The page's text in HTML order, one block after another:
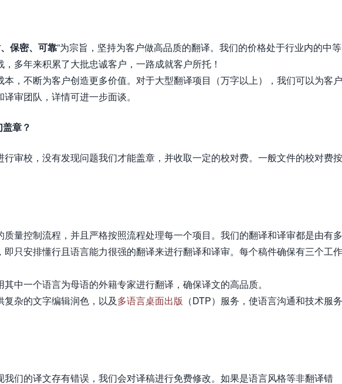
保密、可靠”为宗旨，坚持为客户做高品质的翻译。我们的价格处于行业内的中等
多年来积累了大批忠诚客户，一路成就客户所托！
，不断为客户创造更多价值。对于大型翻译项目（万字以上），我们可以为客户
审团队，详情可进一步面谈。
章？
审校，没有发现问题我们才能盖章，并收取一定的校对费。一般文件的校对费按
量控制流程，并且严格按照流程处理每一个项目。我们的翻译和译审都是由有多
只安排懂行且语言能力很强的翻译来进行翻译和译审。每个稿件确保有三个工作
中一个语言为母语的外籍专家进行翻译，确保译文的高品质。
杂的文字编辑润色，以及 多语言桌面出版
（DTP）服务，使语言沟通和技术服务
们的译文存有错误，我们会对译稿进行免费修改。如果是语言风格等非翻译错